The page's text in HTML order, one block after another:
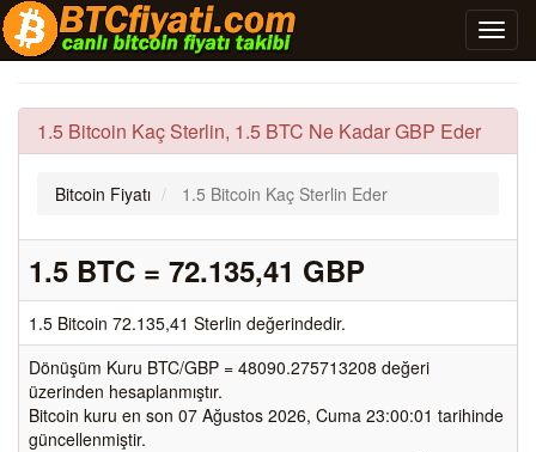
1.5 Bitcoin Kaç Sterlin, 1.5 BTC Ne Kadar GBP Eder
Bitcoin Fiyatı 1.5 Bitcoin Kaç Sterlin Eder
1.5 BTC = 72.135,41 GBP
1.5 Bitcoin 72.135,41 Sterlin değerindedir.
Dönüşüm Kuru BTC/GBP = 48090.275713208 değeri
üzerinden hesaplanmıştır.
Bitcoin kuru en son 07 Ağustos 2026, Cuma 23:00:01 tarihinde
güncellenmiştir.